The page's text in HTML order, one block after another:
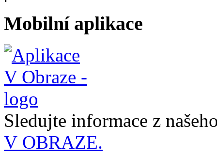
Mobilní aplikace
Sledujte informace z
V OBRAZE.